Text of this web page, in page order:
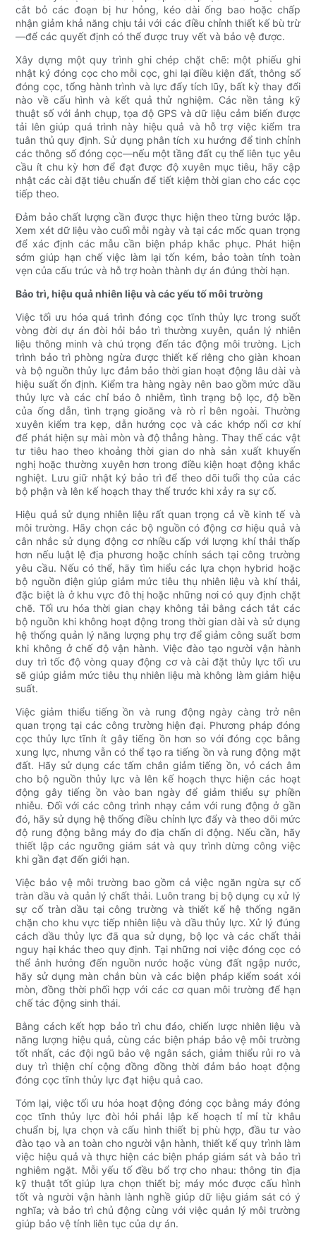
cắt bỏ các đoạn bị hư hỏng, kéo dài ống bao hoặc chấp
nhận giảm khả năng chịu tải với các điều chỉnh thiết kế bù trừ
—để các quyết định có thể được truy vết và bảo vệ được.
Xây dựng một quy trình ghi chép chặt chẽ: một phiếu ghi
nhật ký đóng cọc cho mỗi cọc, ghi lại điều kiện đất, thông số
đóng cọc, tổng hành trình và lực đẩy tích lũy, bất kỳ thay đổi
nào về cấu hình và kết quả thử nghiệm. Các nền tảng kỹ
thuật số với ảnh chụp, tọa độ GPS và dữ liệu cảm biến được
tải lên giúp quá trình này hiệu quả và hỗ trợ việc kiểm tra
tuân thủ quy định. Sử dụng phân tích xu hướng để tinh chỉnh
các thông số đóng cọc—nếu một tầng đất cụ thể liên tục yêu
cầu ít chu kỳ hơn để đạt được độ xuyên mục tiêu, hãy cập
nhật các cài đặt tiêu chuẩn để tiết kiệm thời gian cho các cọc
tiếp theo.
Đảm bảo chất lượng cần được thực hiện theo từng bước lặp.
Xem xét dữ liệu vào cuối mỗi ngày và tại các mốc quan trọng
để xác định các mẫu cần biện pháp khắc phục. Phát hiện
sớm giúp hạn chế việc làm lại tốn kém, bảo toàn tính toàn
vẹn của cấu trúc và hỗ trợ hoàn thành dự án đúng thời hạn.
Bảo trì, hiệu quả nhiên liệu và các yếu tố môi trường
Việc tối ưu hóa quá trình đóng cọc tĩnh thủy lực trong suốt
vòng đời dự án đòi hỏi bảo trì thường xuyên, quản lý nhiên
liệu thông minh và chú trọng đến tác động môi trường. Lịch
trình bảo trì phòng ngừa được thiết kế riêng cho giàn khoan
và bộ nguồn thủy lực đảm bảo thời gian hoạt động lâu dài và
hiệu suất ổn định. Kiểm tra hàng ngày nên bao gồm mức dầu
thủy lực và các chỉ báo ô nhiễm, tình trạng bộ lọc, độ bền
của ống dẫn, tình trạng gioăng và rò rỉ bên ngoài. Thường
xuyên kiểm tra kẹp, dẫn hướng cọc và các khớp nối cơ khí
để phát hiện sự mài mòn và độ thẳng hàng. Thay thế các vật
tư tiêu hao theo khoảng thời gian do nhà sản xuất khuyến
nghị hoặc thường xuyên hơn trong điều kiện hoạt động khắc
nghiệt. Lưu giữ nhật ký bảo trì để theo dõi tuổi thọ của các
bộ phận và lên kế hoạch thay thế trước khi xảy ra sự cố.
Hiệu quả sử dụng nhiên liệu rất quan trọng cả về kinh tế và
môi trường. Hãy chọn các bộ nguồn có động cơ hiệu quả và
cân nhắc sử dụng động cơ nhiều cấp với lượng khí thải thấp
hơn nếu luật lệ địa phương hoặc chính sách tại công trường
yêu cầu. Nếu có thể, hãy tìm hiểu các lựa chọn hybrid hoặc
bộ nguồn điện giúp giảm mức tiêu thụ nhiên liệu và khí thải,
đặc biệt là ở khu vực đô thị hoặc những nơi có quy định chặt
chẽ. Tối ưu hóa thời gian chạy không tải bằng cách tắt các
bộ nguồn khi không hoạt động trong thời gian dài và sử dụng
hệ thống quản lý năng lượng phụ trợ để giảm công suất bơm
khi không ở chế độ vận hành. Việc đào tạo người vận hành
duy trì tốc độ vòng quay động cơ và cài đặt thủy lực tối ưu
sẽ giúp giảm mức tiêu thụ nhiên liệu mà không làm giảm hiệu
suất.
Việc giảm thiểu tiếng ồn và rung động ngày càng trở nên
quan trọng tại các công trường hiện đại. Phương pháp đóng
cọc thủy lực tĩnh ít gây tiếng ồn hơn so với đóng cọc bằng
xung lực, nhưng vẫn có thể tạo ra tiếng ồn và rung động mặt
đất. Hãy sử dụng các tấm chắn giảm tiếng ồn, vỏ cách âm
cho bộ nguồn thủy lực và lên kế hoạch thực hiện các hoạt
động gây tiếng ồn vào ban ngày để giảm thiểu sự phiền
nhiễu. Đối với các công trình nhạy cảm với rung động ở gần
đó, hãy sử dụng hệ thống điều chỉnh lực đẩy và theo dõi mức
độ rung động bằng máy đo địa chấn di động. Nếu cần, hãy
thiết lập các ngưỡng giám sát và quy trình dừng công việc
khi gần đạt đến giới hạn.
Việc bảo vệ môi trường bao gồm cả việc ngăn ngừa sự cố
tràn dầu và quản lý chất thải. Luôn trang bị bộ dụng cụ xử lý
sự cố tràn dầu tại công trường và thiết kế hệ thống ngăn
chặn cho khu vực tiếp nhiên liệu và dầu thủy lực. Xử lý đúng
cách dầu thủy lực đã qua sử dụng, bộ lọc và các chất thải
nguy hại khác theo quy định. Tại những nơi việc đóng cọc có
thể ảnh hưởng đến nguồn nước hoặc vùng đất ngập nước,
hãy sử dụng màn chắn bùn và các biện pháp kiểm soát xói
mòn, đồng thời phối hợp với các cơ quan môi trường để hạn
chế tác động sinh thái.
Bằng cách kết hợp bảo trì chu đáo, chiến lược nhiên liệu và
năng lượng hiệu quả, cùng các biện pháp bảo vệ môi trường
tốt nhất, các đội ngũ bảo vệ ngân sách, giảm thiểu rủi ro và
duy trì thiện chí cộng đồng đồng thời đảm bảo hoạt động
đóng cọc tĩnh thủy lực đạt hiệu quả cao.
Tóm lại, việc tối ưu hóa hoạt động đóng cọc bằng máy đóng
cọc tĩnh thủy lực đòi hỏi phải lập kế hoạch tỉ mỉ từ khâu
chuẩn bị, lựa chọn và cấu hình thiết bị phù hợp, đầu tư vào
đào tạo và an toàn cho người vận hành, thiết kế quy trình làm
việc hiệu quả và thực hiện các biện pháp giám sát và bảo trì
nghiêm ngặt. Mỗi yếu tố đều bổ trợ cho nhau: thông tin địa
kỹ thuật tốt giúp lựa chọn thiết bị; máy móc được cấu hình
tốt và người vận hành lành nghề giúp dữ liệu giám sát có ý
nghĩa; và bảo trì chủ động cùng với việc quản lý môi trường
giúp bảo vệ tính liên tục của dự án.